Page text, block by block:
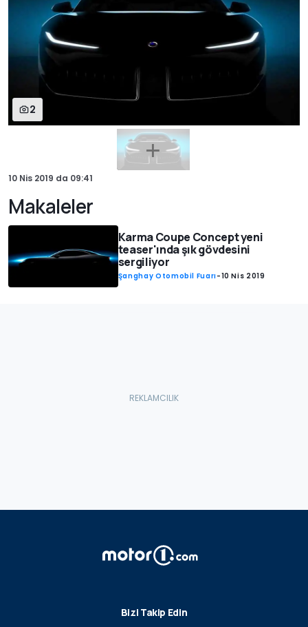
2
10 Nis 2019 da 09:41
Makaleler
Karma Coupe Concept yeni
teaser'ında şık gövdesini
sergiliyor
Şanghay Otomobil Fuarı-10 Nis 2019
Bizi Takip Edin